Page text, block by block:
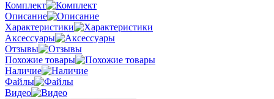
Комплект
Описание
Характеристики
Аксессуары
Отзывы
Похожие товары
Наличие
Файлы
Видео